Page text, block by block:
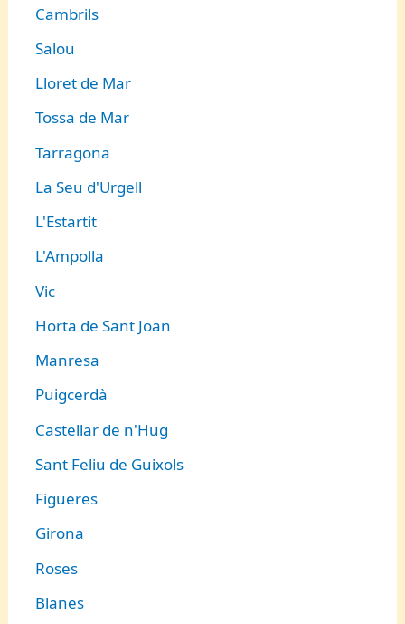
Cambrils
Salou
Lloret de Mar
Tossa de Mar
Tarragona
La Seu d'Urgell
L'Estartit
L'Ampolla
Vic
Horta de Sant Joan
Manresa
Puigcerdà
Castellar de n'Hug
Sant Feliu de Guixols
Figueres
Girona
Roses
Blanes